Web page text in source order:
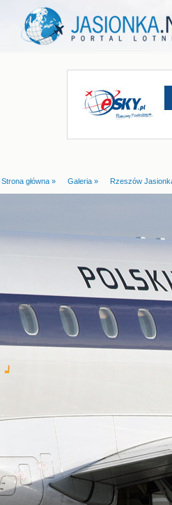
Strona główna » Galeria » Rzeszów